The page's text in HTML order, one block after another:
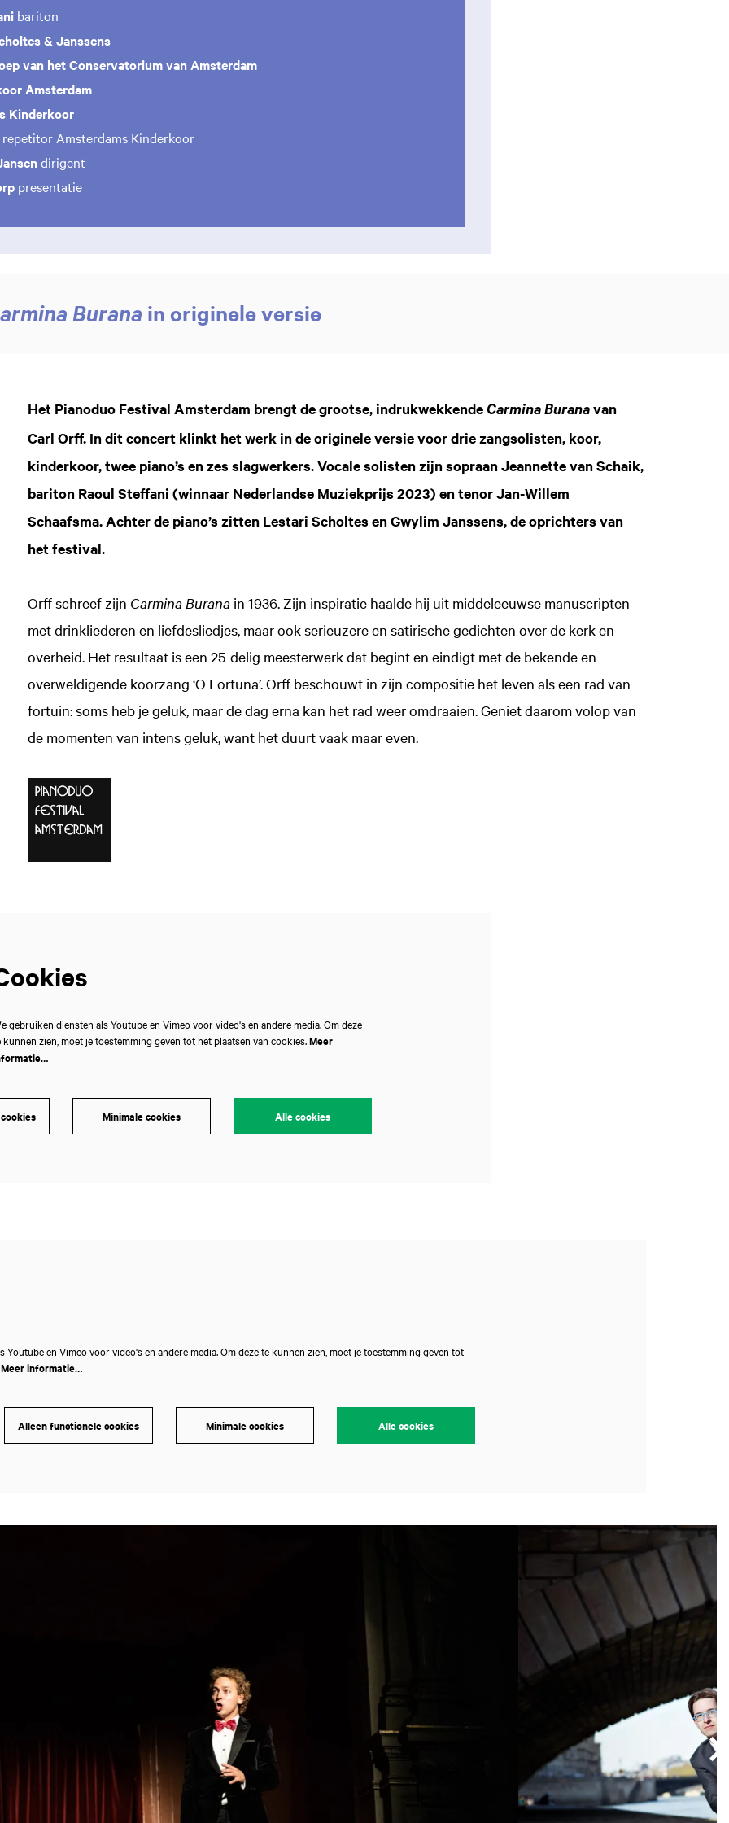
bariton
& Janssens
van het Conservatorium van Amsterdam
Amsterdam
Kinderkoor
repetitor Amsterdams Kinderkoor
dirigent
presentatie
Burana in originele versie
Het Pianoduo Festival Amsterdam brengt de grootse, indrukwekkende Carmina Buranavan
Carl Orff. In dit concert klinkt het werk in de originele versie voor drie zangsolisten, koor,
kinderkoor, twee piano’s en zes slagwerkers. Vocale solisten zijn sopraan Jeannette van Schaik,
bariton Raoul Steffani (winnaar Nederlandse Muziekprijs 2023) en tenor Jan-Willem
Schaafsma. Achter de piano’s zitten Lestari Scholtes en Gwylim Janssens, de oprichters van
het festival.
Orff schreef zijn Carmina Buranain 1936. Zijn inspiratie haalde hij uit middeleeuwse manuscripten
met drinkliederen en liefdesliedjes, maar ook serieuzere en satirische gedichten over de kerk en
overheid. Het resultaat is een 25-delig meesterwerk dat begint en eindigt met de bekende en
overweldigende koorzang ‘O Fortuna’. Orff beschouwt in zijn compositie het leven als een rad van
fortuin: soms heb je geluk, maar de dag erna kan het rad weer omdraaien. Geniet daarom volop van
de momenten van intens geluk, want het duurt vaak maar even.
gebruiken diensten als Youtube en Vimeo voor video's en andere media. Om deze
kunnen zien, moet je toestemming geven tot het plaatsen van cookies.Meer
Minimale cookies Alle cookies
Youtube en Vimeo voor video's en andere media. Om deze te kunnen zien, moet je toestemming geven tot
Meer informatie…
Alleen functionele cookies Minimale cookies Alle cookies